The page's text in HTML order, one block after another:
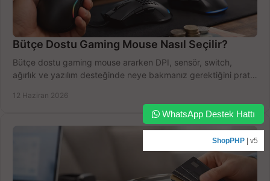
Bütçe Dostu Gaming Mouse Nasıl Seçilir?
Bütçe dostu gaming mouse ararken DPI, sensör, switch,
ağırlık ve yazılım desteğinde neye bakmanız gerektiğini pratik
12 Haziran 2026
WhatsApp Destek Hattı
ShopPHP | v5